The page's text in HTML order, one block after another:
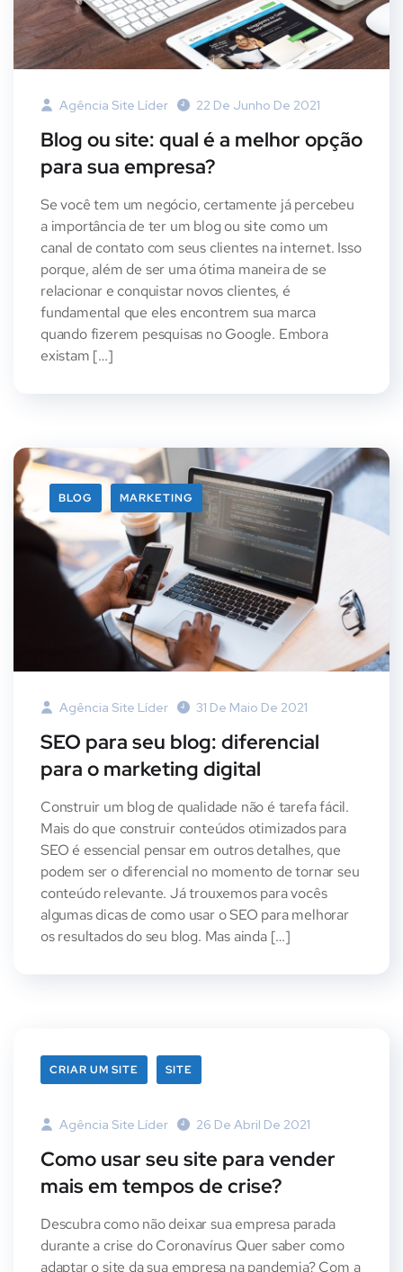
Agência Site Líder 22 De Junho De 2021
Blog ou site: qual é a melhor opção
para sua empresa?
Se você tem um negócio, certamente já percebeu
a importância de ter um blog ou site como um
canal de contato com seus clientes na internet. Isso
porque, além de ser uma ótima maneira de se
relacionar e conquistar novos clientes, é
fundamental que eles encontrem sua marca
quando fizerem pesquisas no Google. Embora
existam […]
BLOG MARKETING
Agência Site Líder 31 De Maio De 2021
SEO para seu blog: diferencial
para o marketing digital
Construir um blog de qualidade não é tarefa fácil.
Mais do que construir conteúdos otimizados para
SEO é essencial pensar em outros detalhes, que
podem ser o diferencial no momento de tornar seu
conteúdo relevante. Já trouxemos para vocês
algumas dicas de como usar o SEO para melhorar
os resultados do seu blog. Mas ainda […]
CRIAR UM SITE SITE
Agência Site Líder 26 De Abril De 2021
Como usar seu site para vender
mais em tempos de crise?
Descubra como não deixar sua empresa parada
durante a crise do Coronavírus Quer saber como
adaptar o site da sua empresa na pandemia? Com a